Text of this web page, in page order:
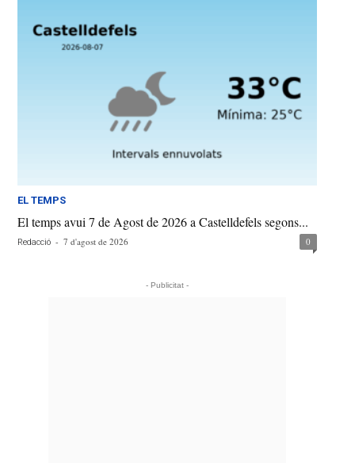
EL TEMPS
El temps avui 7 de Agost de 2026 a Castelldefels segons...
Redacció - 7 d'agost de 2026 0
- Publicitat -